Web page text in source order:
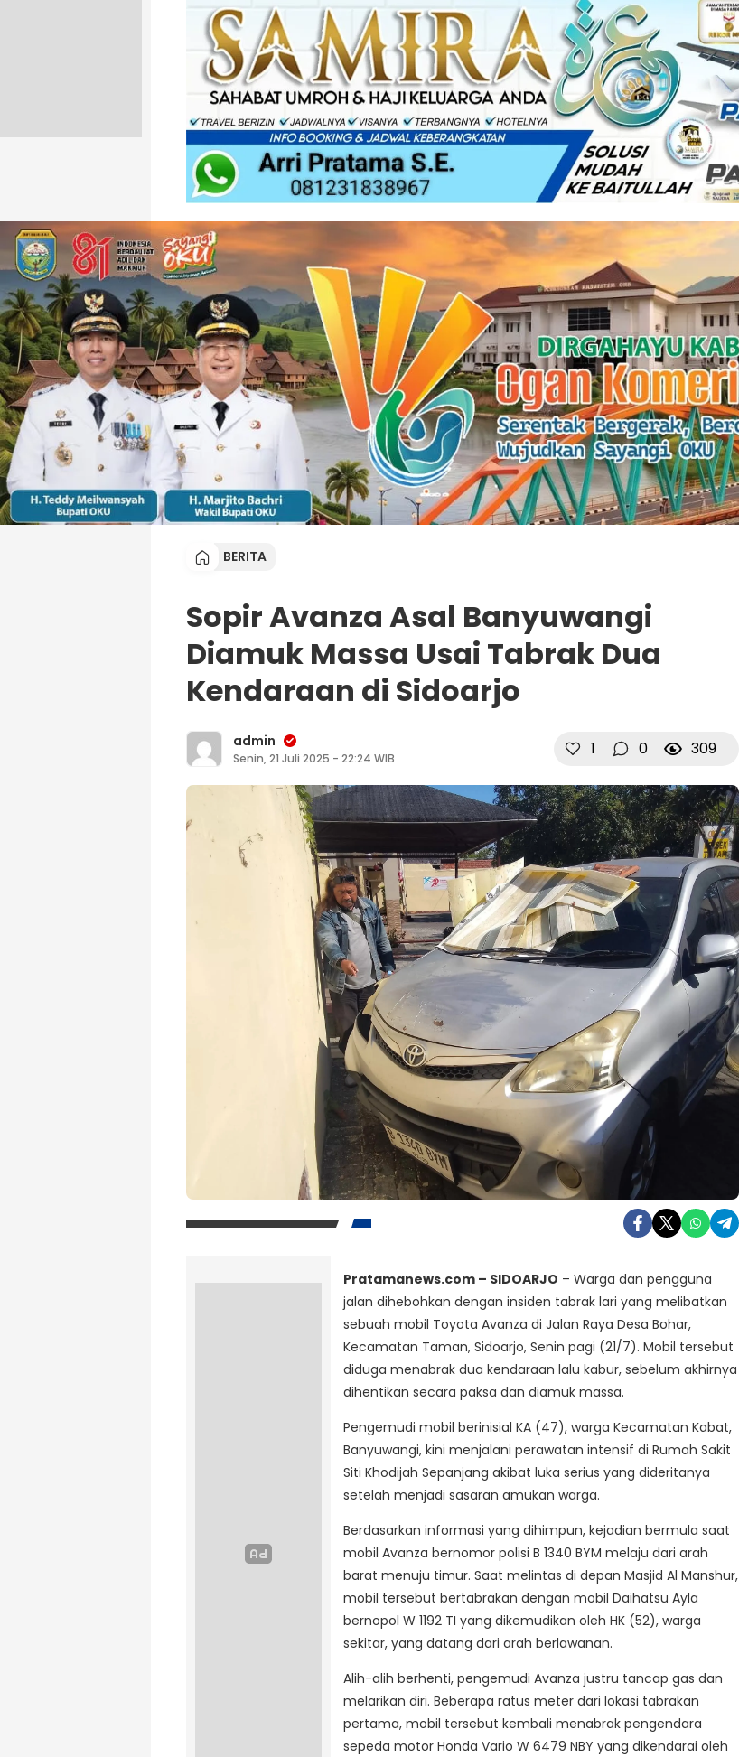
BERITA
Sopir Avanza Asal Banyuwangi
Diamuk Massa Usai Tabrak Dua
Kendaraan di Sidoarjo
admin
Senin, 21 Juli 2025 - 22:24 WIB 1 0 309
Pratamanews.com – SIDOARJO – Warga dan pengguna
jalan dihebohkan dengan insiden tabrak lari yang melibatkan
sebuah mobil Toyota Avanza di Jalan Raya Desa Bohar,
Kecamatan Taman, Sidoarjo, Senin pagi (21/7). Mobil tersebut
diduga menabrak dua kendaraan lalu kabur, sebelum akhirnya
dihentikan secara paksa dan diamuk massa.
Pengemudi mobil berinisial KA (47), warga Kecamatan Kabat,
Banyuwangi, kini menjalani perawatan intensif di Rumah Sakit
Siti Khodijah Sepanjang akibat luka serius yang dideritanya
setelah menjadi sasaran amukan warga.
Berdasarkan informasi yang dihimpun, kejadian bermula saat
mobil Avanza bernomor polisi B 1340 BYM melaju dari arah
barat menuju timur. Saat melintas di depan Masjid Al Manshur,
mobil tersebut bertabrakan dengan mobil Daihatsu Ayla
bernopol W 1192 TI yang dikemudikan oleh HK (52), warga
sekitar, yang datang dari arah berlawanan.
Alih-alih berhenti, pengemudi Avanza justru tancap gas dan
melarikan diri. Beberapa ratus meter dari lokasi tabrakan
pertama, mobil tersebut kembali menabrak pengendara
sepeda motor Honda Vario W 6479 NBY yang dikendarai oleh